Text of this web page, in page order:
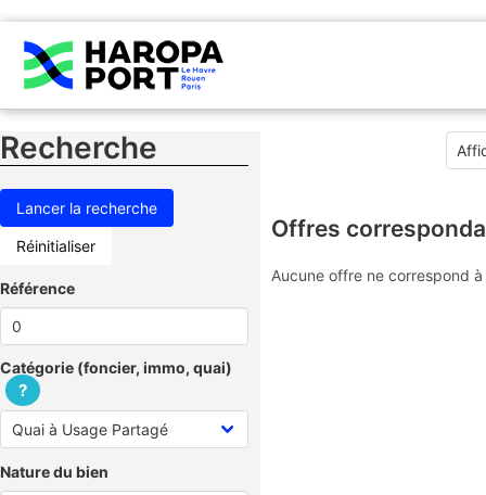
Recherche
Réinitialiser
Référence
Catégorie (foncier, immo, quai)
?
Nature du bien
Offres
Aucune offre ne correspond